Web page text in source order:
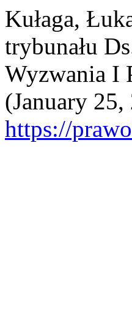
Kułaga,
trybunału
Wyzwania I
(January
https://